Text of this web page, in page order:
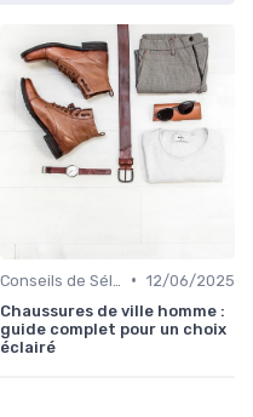
• 12/06/2025
Chaussures de ville homme :
guide complet pour un choix
éclairé